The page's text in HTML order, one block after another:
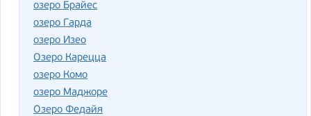
озеро Брайес
озеро Гарда
озеро Изео
Озеро Карецца
озеро Комо
озеро Маджоре
Озеро Федайя